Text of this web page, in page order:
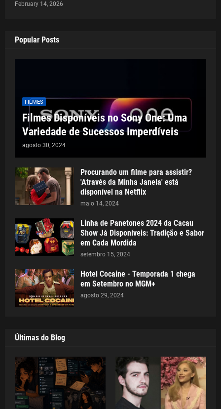
February 14, 2026
Popular Posts
FILMES
Filmes Disponíveis no Sony One: Uma
Variedade de Sucessos Imperdíveis
agosto 30, 2024
Procurando um filme para assistir?
'Através da Minha Janela' está
disponível na Netflix
maio 14, 2024
Linha de Panetones 2024 da Cacau
Show Já Disponíveis: Tradição e Sabor
em Cada Mordida
setembro 15, 2024
Hotel Cocaine - Temporada 1 chega
em Setembro no MGM+
agosto 29, 2024
Últimas do Blog